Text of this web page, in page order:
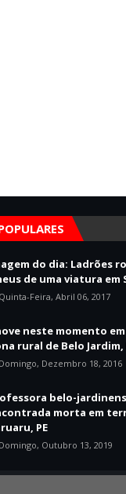
do dia: Ladrões
de uma viatura em
Quinta-Feira, Abril 06, 2017
neste momento
rural de Belo Jardim,
Domingo, Dezembro 18, 2016
belo-
morta em
PE
Domingo, Outubro 13, 2019